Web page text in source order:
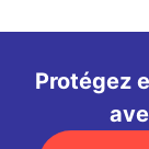
Protégez